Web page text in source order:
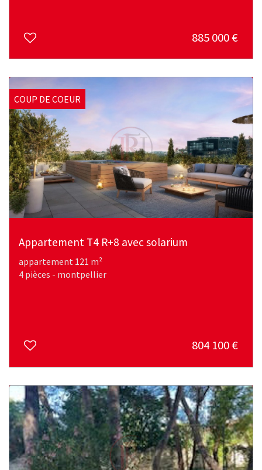
885 000€
COUP DE COEUR
Appartement T4 R+8 avec solarium
appartement 121 m²
4 pièces - montpellier
804 100€